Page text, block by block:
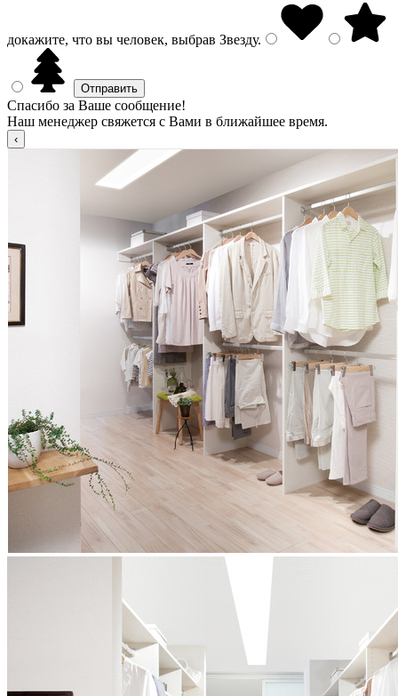
докажите, что вы человек, выбрав Звезду.
Спасибо за Ваше сообщение!
Наш менеджер свяжется с Вами в ближайшее время.